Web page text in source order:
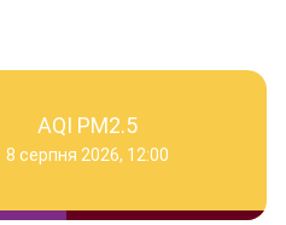
AQI PM2.5
8 серпня 2026, 12:00